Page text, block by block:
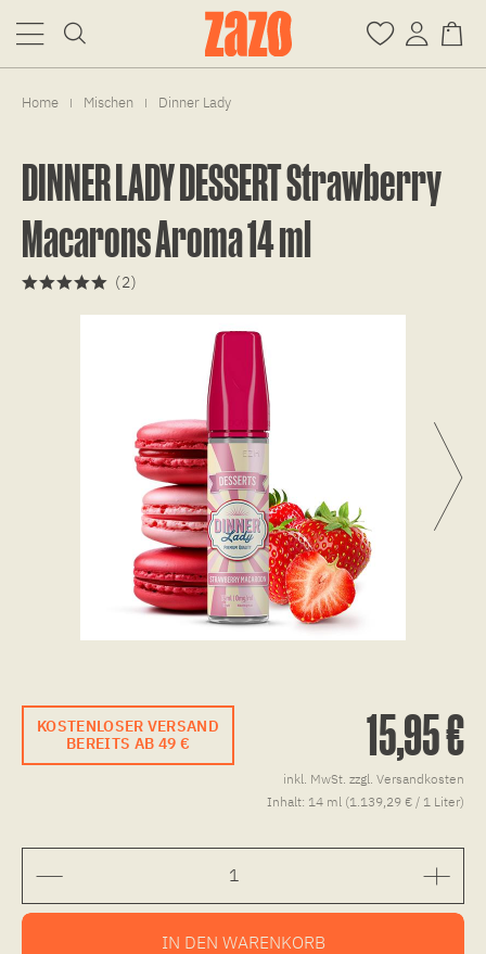
Home | Mischen | Dinner Lady
DINNER LADY DESSERT Strawberry
Macarons Aroma 14 ml
(2)
KOSTENLOSER VERSAND
BEREITS AB 49 €
15,95 €
inkl. MwSt. zzgl. Versandkosten
Inhalt: 14 ml (1.139,29 € / 1 Liter)
IN DEN WARENKORB